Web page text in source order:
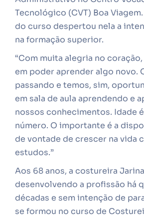
Tecnológico (CVT) Boa
do curso despertou nela a
na formação superior.
“Com muita alegria no
em poder aprender algo novo.
passando e temos, sim,
em sala de aula aprendendo e
nossos conhecimentos. Idade
número. O importante é a
de vontade de crescer na vida
estudos.”
Aos 68 anos, a costureira
desenvolvendo a profissão há
décadas e sem intenção de
se formou no curso de